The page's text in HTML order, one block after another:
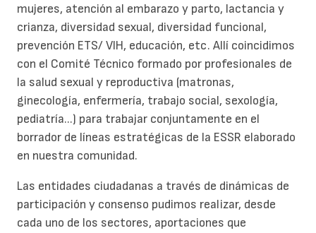
mujeres, atención al embarazo y parto, lactancia y
crianza, diversidad sexual, diversidad funcional,
prevención ETS/ VIH, educación, etc. Allí coincidimos
con el Comité Técnico formado por profesionales de
la salud sexual y reproductiva (matronas,
ginecología, enfermería, trabajo social, sexología,
pediatría...) para trabajar conjuntamente en el
borrador de líneas estratégicas de la ESSR elaborado
en nuestra comunidad.
Las entidades ciudadanas a través de dinámicas de
participación y consenso pudimos realizar, desde
cada uno de los sectores, aportaciones que